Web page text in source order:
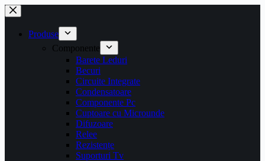
Sari
la
conținutProduse
Componente
Barete Leduri
Becuri
Circuite Integrate
Condensatoare
Componente Pc
Cuptoare cu Microunde
Difuzoare
Relee
Rezistențe
Suporturi Tv